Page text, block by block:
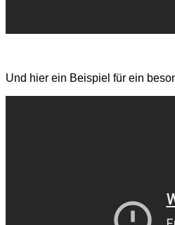
Und hier ein Beispiel für ein